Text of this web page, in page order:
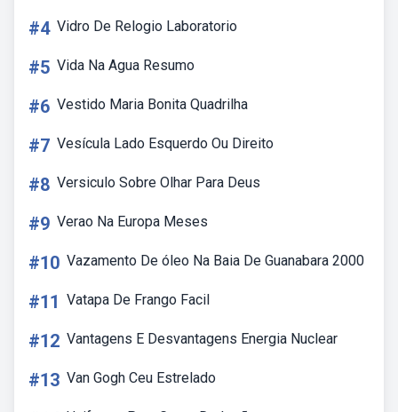
#4 Vidro De Relogio Laboratorio
#5 Vida Na Agua Resumo
#6 Vestido Maria Bonita Quadrilha
#7 Vesícula Lado Esquerdo Ou Direito
#8 Versiculo Sobre Olhar Para Deus
#9 Verao Na Europa Meses
#10 Vazamento De óleo Na Baia De Guanabara 2000
#11 Vatapa De Frango Facil
#12 Vantagens E Desvantagens Energia Nuclear
#13 Van Gogh Ceu Estrelado